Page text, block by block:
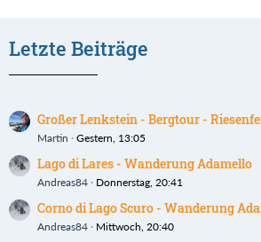
Letzte Beiträge
Großer Lenkstein - Bergtour -
Martin Gestern, 13:05
Lago di Lares - Wanderung Adamello
Andreas84 Donnerstag, 20:41
Corno di Lago Scuro - Wanderung
Andreas84 Mittwoch, 20:40